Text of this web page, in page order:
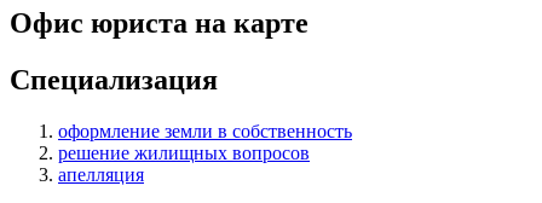
Офис юриста на карте
Специализация
оформление земли в собственность
решение жилищных вопросов
апелляция